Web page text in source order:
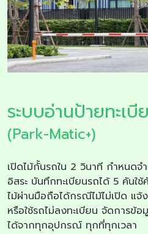
ระบบอ่านป้ายทะเบี
(Park-Matic+)
เปิดไม้กั้นรถใน 2 วินาที กำหนดจ
อิสระ บันทึกทะเบียนรถได้ 5 คันใ
ไม้ผ่านมือถือได้กรณีไม้ไม่เปิด แจ้
หรือใช้รถไม่ลงทะเบียน จัดการข้
ได้จากทุกอุปกรณ์ ทุกที่ทุกเวลา